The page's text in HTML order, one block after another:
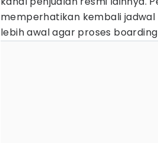
memperhatikan kembali
lebih awal agar proses